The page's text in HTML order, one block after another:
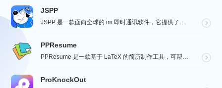
JSPP
JSPP 是一款面向全球的 im 即时通讯软件，它提供了安全、稳定、高效的通讯服务，免费音视频通话，...
PPResume
PPResume 是一款基于 LaTeX 的简历制作工具，可帮助用户在几分钟内快速制作精美、排版良好...
ProKnockOut